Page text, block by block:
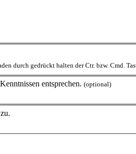
durch gedrückt halten der Ctr. bzw. Cmd.
entsprechen. (optional)